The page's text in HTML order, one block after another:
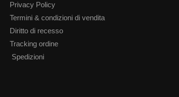
Privacy Policy
Termini & condizioni di vendita
Diritto di recesso
Tracking ordine
Spedizioni